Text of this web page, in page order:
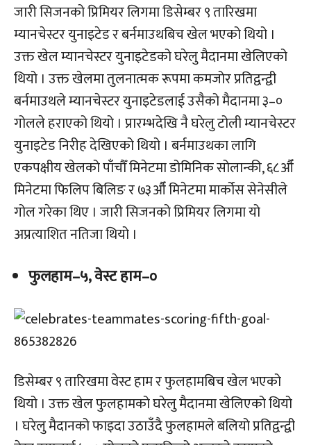
जारी सिजनको प्रिमियर लिगमा डिसेम्बर ९ तारिखमा
म्यानचेस्टर युनाइटेड र बर्नमाउथबिच खेल भएको थियो ।
उक्त खेल म्यानचेस्टर युनाइटेडको घरेलु मैदानमा खेलिएको
थियो । उक्त खेलमा तुलनात्मक रूपमा कमजोर प्रतिद्वन्द्वी
बर्नमाउथले म्यानचेस्टर युनाइटेडलाई उसैको मैदानमा ३–०
गोलले हराएको थियो । प्रारम्भदेखि नै घरेलु टोली म्यानचेस्टर
युनाइटेड निरीह देखिएको थियो । बर्नमाउथका लागि
एकपक्षीय खेलको पाँचौँ मिनेटमा डोमिनिक सोलान्की, ६८औँ
मिनेटमा फिलिप बिलिङ र ७३औँ मिनेटमा मार्कोस सेनेसीले
गोल गरेका थिए । जारी सिजनको प्रिमियर लिगमा यो
अप्रत्याशित नतिजा थियो ।
फुलहाम–५, वेस्ट हाम–०
डिसेम्बर ९ तारिखमा वेस्ट हाम र फुलहामबिच खेल भएको
थियो । उक्त खेल फुलहामको घरेलु मैदानमा खेलिएको थियो
। घरेलु मैदानको फाइदा उठाउँदै फुलहामले बलियो प्रतिद्वन्द्वी